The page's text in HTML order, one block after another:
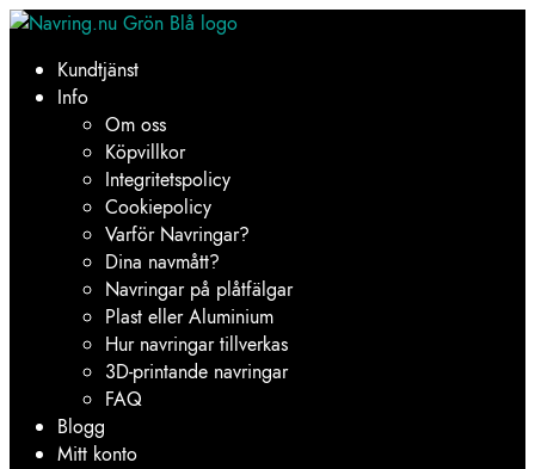
Hoppa
navigering
Hoppa
innehållKundtjänst
Info
Om oss
Köpvillkor
Integritetspolicy
Cookiepolicy
Varför Navringar?
Dina navmått?
Navringar på plåtfälgar
Plast eller Aluminium
Hur navringar tillverkas
3D-printande navringar
FAQ
Blogg
Mitt konto